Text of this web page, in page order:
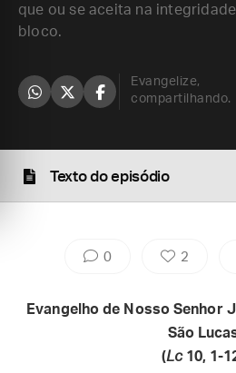
que ou se aceita na
bloco.
Evangelize,
compartilhando.
Texto do episódio
0 2
Evangelho de Nosso Senhor
São
(Lc10, 1-